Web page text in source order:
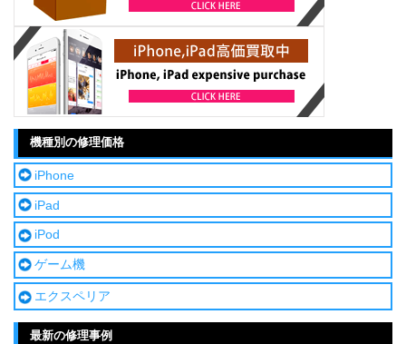
機種別の修理価格
iPhone
iPad
iPod
ゲーム機
エクスペリア
最新の修理事例